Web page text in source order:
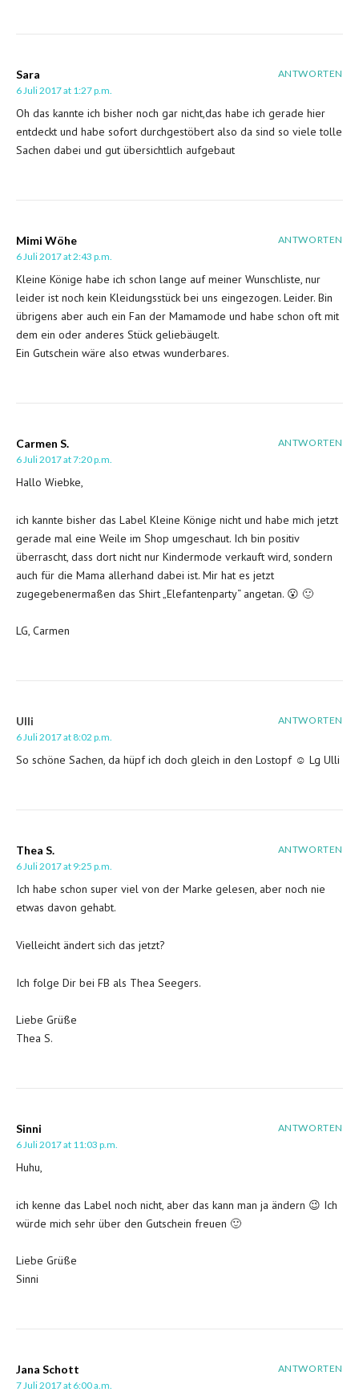
Sara
ANTWORTEN
6 Juli 2017 at 1:27 p.m.
Oh das kannte ich bisher noch gar nicht,das habe ich gerade hier
entdeckt und habe sofort durchgestöbert also da sind so viele tolle
Sachen dabei und gut übersichtlich aufgebaut
Mimi Wöhe
ANTWORTEN
6 Juli 2017 at 2:43 p.m.
Kleine Könige habe ich schon lange auf meiner Wunschliste, nur
leider ist noch kein Kleidungsstück bei uns eingezogen. Leider. Bin
übrigens aber auch ein Fan der Mamamode und habe schon oft mit
dem ein oder anderes Stück geliebäugelt.
Ein Gutschein wäre also etwas wunderbares.
Carmen S.
ANTWORTEN
6 Juli 2017 at 7:20 p.m.
Hallo Wiebke,
ich kannte bisher das Label Kleine Könige nicht und habe mich jetzt
gerade mal eine Weile im Shop umgeschaut. Ich bin positiv
überrascht, dass dort nicht nur Kindermode verkauft wird, sondern
auch für die Mama allerhand dabei ist. Mir hat es jetzt
zugegebenermaßen das Shirt „Elefantenparty“ angetan. 😮 🙂
LG, Carmen
Ulli
ANTWORTEN
6 Juli 2017 at 8:02 p.m.
So schöne Sachen, da hüpf ich doch gleich in den Lostopf ☺️ Lg Ulli
Thea S.
ANTWORTEN
6 Juli 2017 at 9:25 p.m.
Ich habe schon super viel von der Marke gelesen, aber noch nie
etwas davon gehabt.
Vielleicht ändert sich das jetzt?
Ich folge Dir bei FB als Thea Seegers.
Liebe Grüße
Thea S.
Sinni
ANTWORTEN
6 Juli 2017 at 11:03 p.m.
Huhu,
ich kenne das Label noch nicht, aber das kann man ja ändern 😉 Ich
würde mich sehr über den Gutschein freuen 🙂
Liebe Grüße
Sinni
Jana Schott
ANTWORTEN
7 Juli 2017 at 6:00 a.m.